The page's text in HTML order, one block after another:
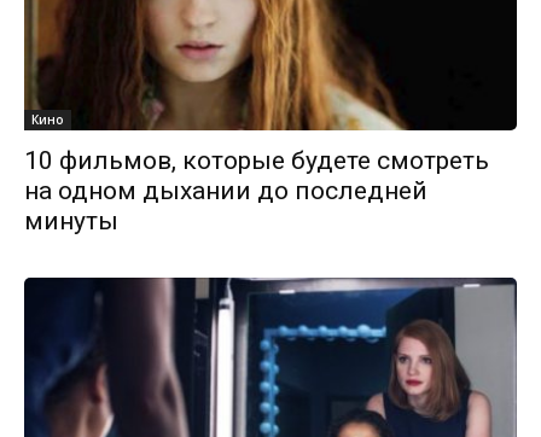
Кино
10 фильмов, которые будете смотреть
на одном дыхании до последней
минуты